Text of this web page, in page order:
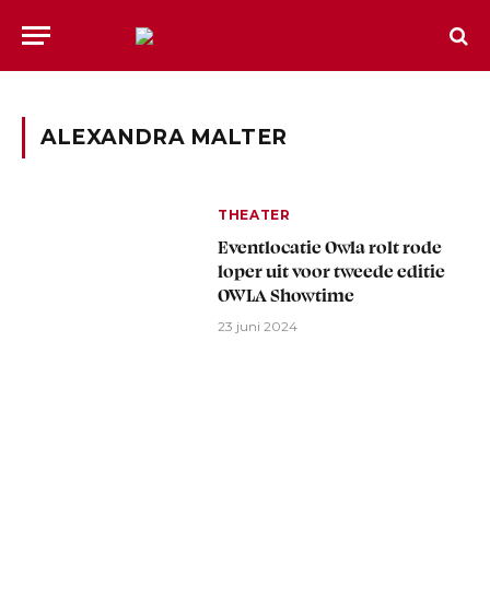
ALEXANDRA MALTER
THEATER
Eventlocatie Owla rolt rode
loper uit voor tweede editie
OWLA Showtime
23 juni 2024